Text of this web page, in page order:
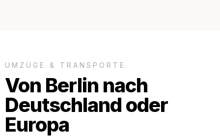
UMZÜGE & TRANSPORTE
Von Berlin nach
Deutschland oder
Europa